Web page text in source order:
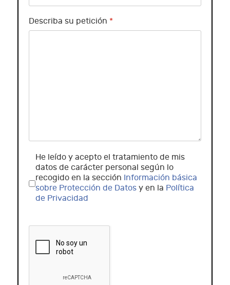
Describa su petición *
He leído y acepto el tratamiento de mis
datos de carácter personal según lo
recogido en la sección Información básica
sobre Protección de Datos y en la Política
de Privacidad